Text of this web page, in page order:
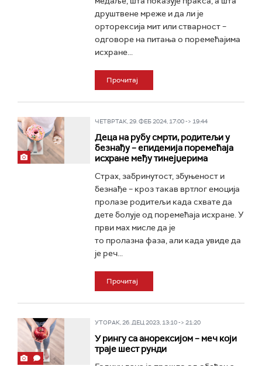
друштвене мреже и да ли је
орторексија мит или стварност –
одговоре на питања о поремећајима
исхране...
Прочитај
ЧЕТВРТАК, 29. ФЕБ 2024, 17:00 -> 19:44
Деца на рубу смрти, родитељи у
безнађу – епидемија поремећаја
исхране међу тинејџерима
Страх, забринутост, збуњеност и
безнађе – кроз такав вртлог емоција
пролазе родитељи када схвате да
дете болује од поремећаја исхране. У
први мах мисле да je
то пролазнa фазa, али када увиде да
је реч...
Прочитај
УТОРАК, 26. ДЕЦ 2023, 13:10 -> 21:20
У рингу са анорексијом – меч који
траје шест рунди